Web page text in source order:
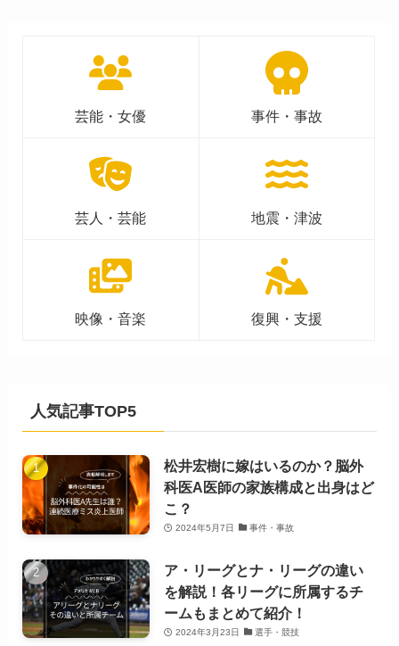
芸能・女優 事件・事故
芸人・芸能 地震・津波
映像・音楽 復興・支援
人気記事TOP5
松井宏樹に嫁はいるのか？脳外
科医A医師の家族構成と出身はど
こ？
2024年5月7日 事件・事故
ア・リーグとナ・リーグの違い
を解説！各リーグに所属するチ
ームもまとめて紹介！
2024年3月23日 選手・競技